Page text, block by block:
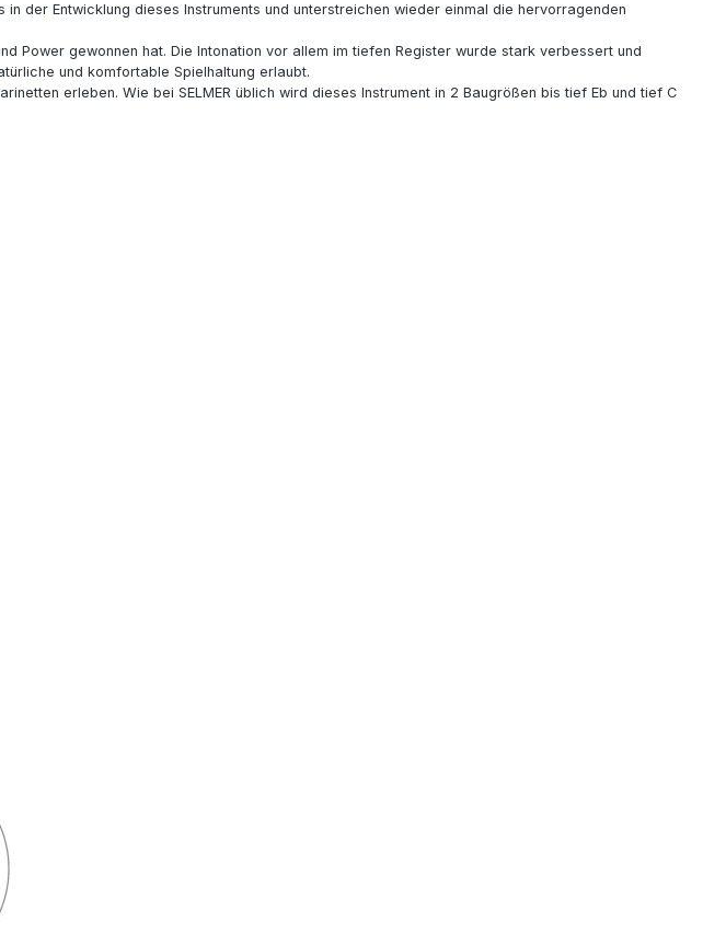
der Entwicklung dieses Instruments und unterstreichen wieder einmal die hervorragenden
Power gewonnen hat. Die Intonation vor allem im tiefen Register wurde stark verbessert und
und komfortable Spielhaltung erlaubt.
erleben. Wie bei SELMER üblich wird dieses Instrument in 2 Baugrößen bis tief Eb und tief C